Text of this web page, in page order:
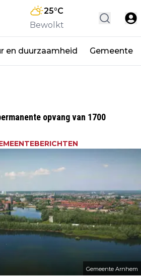
25°C
Bewolkt
en duurzaamheid Gemeente
opvang van 1700
Gemeente Arnhem